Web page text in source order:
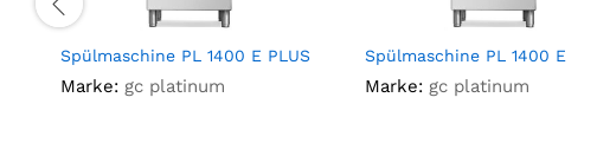
Spülmaschine PL 1400 E PLUS
Marke: gc platinum
Spülmaschine PL 1400 E
Marke: gc platinum